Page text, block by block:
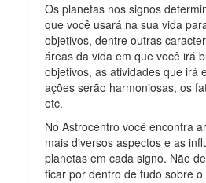
Os planetas nos signos
que você usará na sua vida
objetivos, dentre outras
áreas da vida em que você irá
objetivos, as atividades que irá
ações serão harmoniosas, os
etc.
No Astrocentro você encontra
mais diversos aspectos e as
planetas em cada signo. Não
ficar por dentro de tudo sobre o